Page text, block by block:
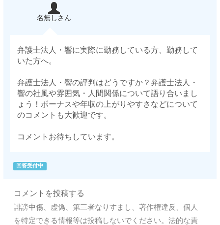
名無しさん
弁護士法人・響に実際に勤務している方、勤務して
いた方へ。
弁護士法人・響の評判はどうですか？弁護士法人・
響の社風や雰囲気・人間関係について語り合いまし
ょう！ボーナスや年収の上がりやすさなどについて
のコメントも大歓迎です。
コメントお待ちしています。
回答受付中
コメントを投稿する
誹謗中傷、虚偽、第三者なりすまし、著作権違反、個人
を特定できる情報等は投稿しないでください。法的な責